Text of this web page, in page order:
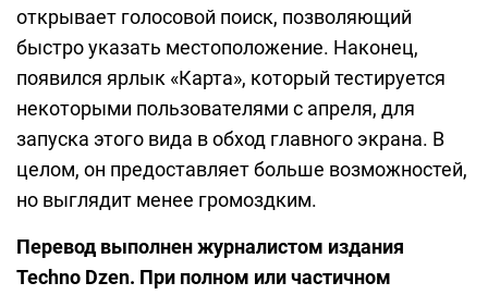
открывает голосовой поиск, позволяющий
быстро указать местоположение. Наконец,
появился ярлык «Карта», который тестируется
некоторыми пользователями с апреля, для
запуска этого вида в обход главного экрана. В
целом, он предоставляет больше возможностей,
но выглядит менее громоздким.
Перевод выполнен журналистом издания
Techno Dzen. При полном или частичном